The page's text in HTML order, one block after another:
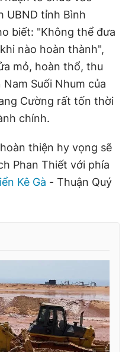
UBND tỉnh Bình
biết: "Không thể đưa
nào hoàn thành",
mỏ, hoàn thổ, thu
Suối Nhum của
Cường rất tốn thời
chính.
thiện hy vọng sẽ
Phan Thiết với phía
Kê Gà - Thuận Quý